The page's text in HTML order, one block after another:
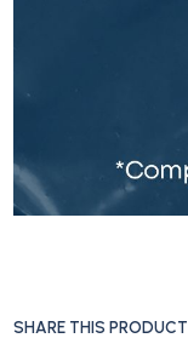
SHARE THIS PRODUCT